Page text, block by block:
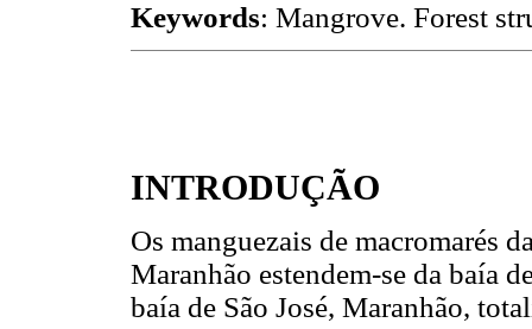
Keywords: Mangrove. Forest
INTRODUÇÃO
Os manguezais de macromarés
Maranhão estendem-se da baía
baía de São José, Maranhão,